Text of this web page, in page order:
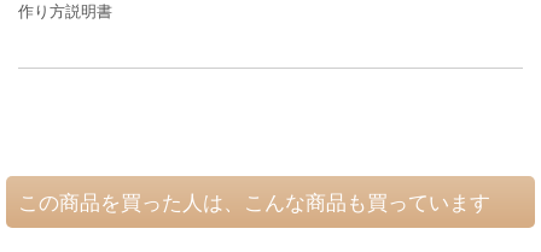
作り方説明書
この商品を買った人は、こんな商品も買っています